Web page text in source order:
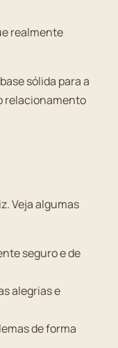
realmente
sólida para a
relacionamento
Veja algumas
seguro e de
alegrias e
de forma